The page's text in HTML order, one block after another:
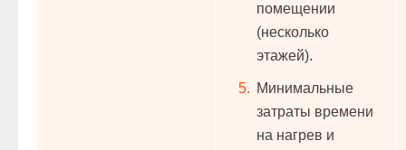
помещении
(несколько
этажей).
Минимальные
затраты времени
на нагрев и